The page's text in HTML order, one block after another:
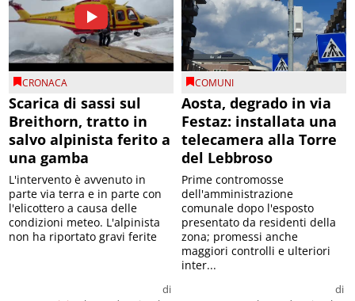
CRONACA
Scarica di sassi sul
Breithorn, tratto in
salvo alpinista ferito a
una gamba
di
L'intervento è avvenuto in
parte via terra e in parte con
l'elicottero a causa delle
condizioni meteo. L'alpinista
non ha riportato gravi ferite
COMUNI
Aosta, degrado in via
Festaz: installata una
telecamera alla Torre
del Lebbroso
di
Prime contromosse
dell'amministrazione
comunale dopo l'esposto
presentato da residenti della
zona; promessi anche
maggiori controlli e ulteriori
inter...